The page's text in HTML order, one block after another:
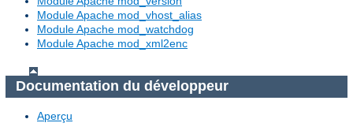
Module Apache mod_vhost_alias
Module Apache mod_watchdog
Module Apache mod_xml2enc
Documentation du développeur
Aperçu